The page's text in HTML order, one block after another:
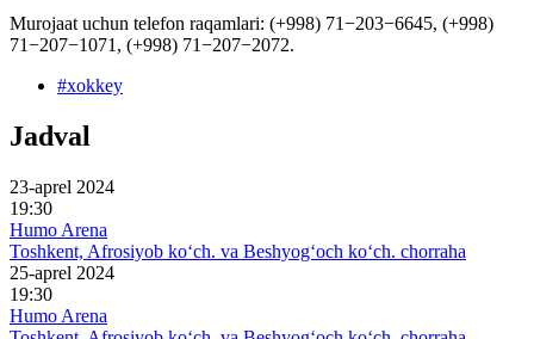
Murojaat uchun telefon raqamlari: (+998) 71−203−6645, (+998)
71−207−1071, (+998) 71−207−2072.
#xokkey
Jadval
23-aprel 2024
19:30
Humo Arena
Toshkent, Afrosiyob ko‘ch. va Beshyog‘och ko‘ch. chorraha
25-aprel 2024
19:30
Humo Arena